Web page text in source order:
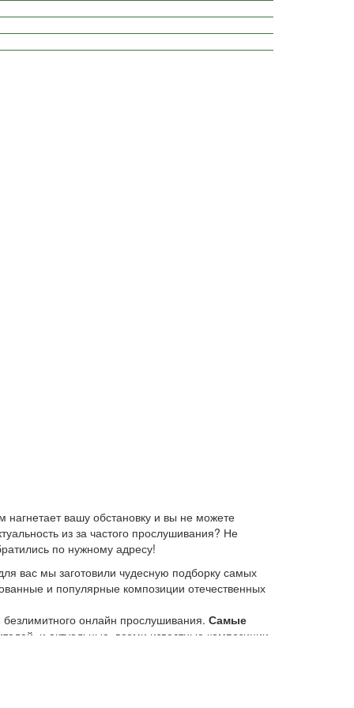
вашу обстановку и вы не можете
из за частого прослушивания? Не
по нужному адресу!
вас мы заготовили чудесную подборку самых
и популярные композиции отечественных
онлайн прослушивания. Самые
и актуальные, всеми известные композиции